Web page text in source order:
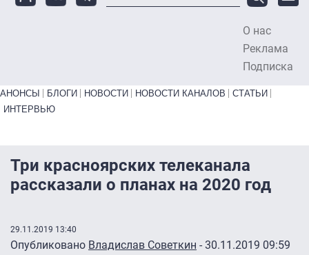
О нас
Реклама
Подписка
Primary links bottom
АНОНСЫ БЛОГИ НОВОСТИ НОВОСТИ КАНАЛОВ
СТАТЬИ
ИНТЕРВЬЮ
Три красноярских телеканала
рассказали о планах на 2020 год
29.11.2019 13:40
Опубликовано Владислав Советкин - 30.11.2019 09:59